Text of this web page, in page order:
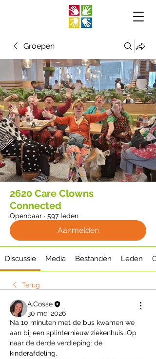
Groepen
2620 Care Clowns
Connected
Openbaar · 597 leden
Aanmelden
Discussie Media Bestanden Leden
Terug
A.Cosse
30 mei 2026
Na 10 minuten met de bus kwamen we
aan bij een splinternieuw ziekenhuis. Op
naar de derde verdieping: de
kinderafdeling.